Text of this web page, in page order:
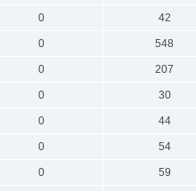
0 42
0 548
0 207
0 30
0 44
0 54
0 59